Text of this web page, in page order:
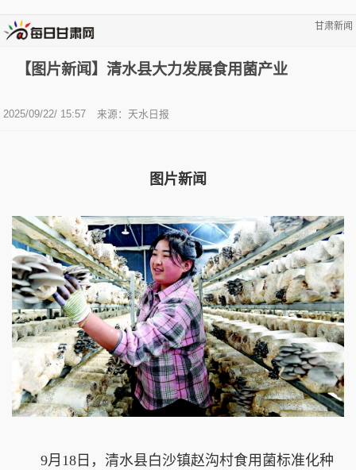
甘肃新闻
【图片新闻】清水县大力发展食用菌产业
2025/09/22/ 15:57 来源：天水日报
图片新闻
9月18日，清水县白沙镇赵沟村食用菌标准化种